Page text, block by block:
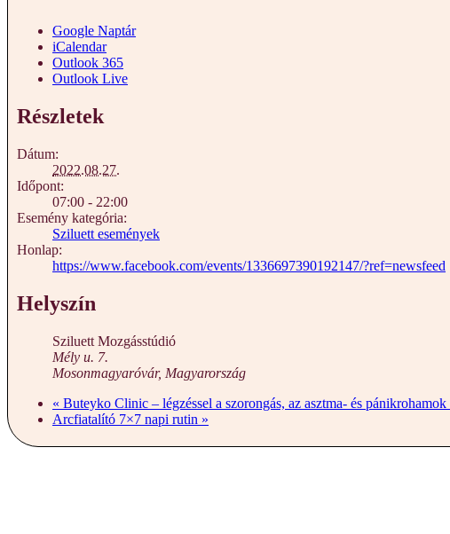
Google Naptár
iCalendar
Outlook 365
Outlook Live
Részletek
Dátum:
2022.08.27.
Időpont:
07:00 - 22:00
Esemény kategória:
Sziluett események
Honlap:
https://www.facebook.com/events/1336697390192147/?ref=newsfeed
Helyszín
Sziluett Mozgásstúdió
Mély u. 7.
Mosonmagyaróvár, Magyarország
« Buteyko Clinic – légzéssel a szorongás, az asztma- és pánikrohamok
Arcfiatalító 7×7 napi rutin »